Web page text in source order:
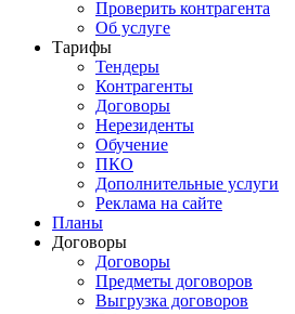
Проверить контрагента
Об услуге
Тарифы
Тендеры
Контрагенты
Договоры
Нерезиденты
Обучение
ПКО
Дополнительные услуги
Реклама на сайте
Планы
Договоры
Договоры
Предметы договоров
Выгрузка договоров